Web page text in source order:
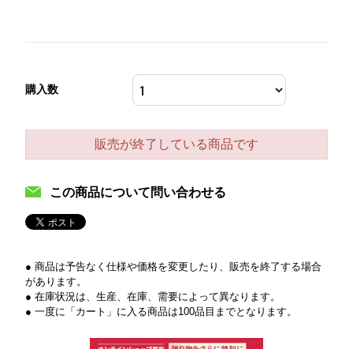
購入数
販売が終了している商品です
この商品について問い合わせる
● 商品は予告なく仕様や価格を変更したり、販売を終了する場合
があります。
● 在庫状況は、生産、在庫、需要によって異なります。
● 一度に「カート」に入る商品は100品目までとなります。